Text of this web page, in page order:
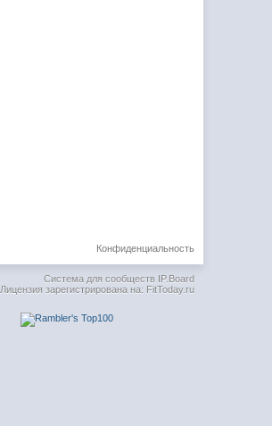
Конфиденциальность
Система для сообществ IP.Board
Лицензия зарегистрирована на: FitToday.ru